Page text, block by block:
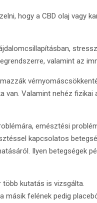
hogy a CBD olaj vagy
valamint az
van. Valamint nehéz
emésztési
kapcsolatos
Ilyen betegségek
több kutatás is vizsgálta.
másik felének pedig